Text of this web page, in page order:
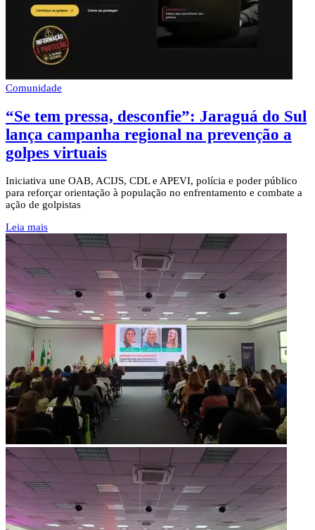
Comunidade
“Se tem pressa, desconfie”: Jaraguá do Sul
lança campanha regional na prevenção a
golpes virtuais
Iniciativa une OAB, ACIJS, CDL e APEVI, polícia e poder público
para reforçar orientação à população no enfrentamento e combate a
ação de golpistas
Leia mais